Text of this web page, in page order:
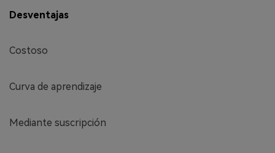
Desventajas
Costoso
Curva de aprendizaje
Mediante suscripción